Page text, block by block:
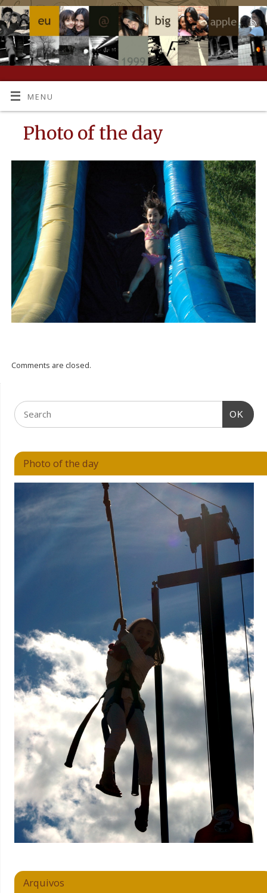
MENU
Photo of the day
Comments are closed.
OK
Photo of the day
Arquivos